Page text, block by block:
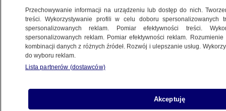
27.02.2015, 16:11
Udostępnij
Przechowywanie informacji na urządzeniu lub dostęp do nich.
treści. Wykorzystywanie profili w celu doboru spersonalizowanych
spersonalizowanych reklam. Pomiar efektywności treści.
spersonalizowanych reklam. Pomiar efektywności reklam.
kombinacji danych z różnych źródeł. Rozwój i ulepszanie usług.
do wyboru reklam.
Lista partnerów (dostawców)
Akceptuję